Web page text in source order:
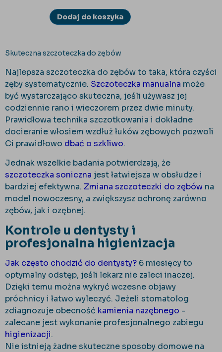
Dodaj do koszyka
Skuteczna szczoteczka do zębów
Najlepsza szczoteczka do zębów to taka, która czyści
zęby systematycznie. Szczoteczka manualna może
być wystarczająco skuteczna, jeśli używasz jej
codziennie rano i wieczorem przez dwie minuty.
Prawidłowa technika szczotkowania i dokładne
docieranie włosiem wzdłuż łuków zębowych pozwoli
Ci prawidłowo dbać o szkliwo.
Jednak wszelkie badania potwierdzają, że
szczoteczka soniczna jest łatwiejsza w obsłudze i
bardziej efektywna. Zmiana szczoteczki do zębów na
model nowoczesny, a zwiększysz ochronę zarówno
zębów, jak i ozębnej.
Kontrole u dentysty i
profesjonalna higienizacja
Jak często chodzić do dentysty? 6 miesięcy to
optymalny odstęp, jeśli lekarz nie zaleci inaczej.
Dzięki temu można wykryć wczesne objawy
próchnicy i łatwo wyleczyć. Jeżeli stomatolog
zdiagnozuje obecność kamienia nazębnego -
zalecane jest wykonanie profesjonalnego zabiegu
higienizacji.
Nie istnieją żadne skuteczne sposoby domowe na